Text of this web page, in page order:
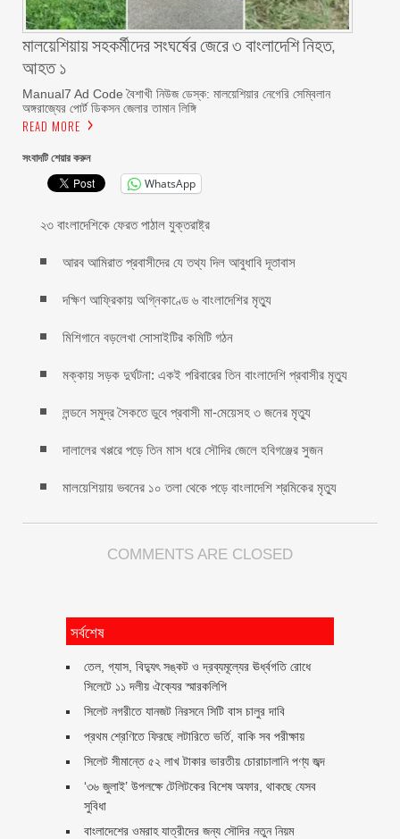
মালয়েশিয়ায় সহকর্মীদের সংঘর্ষের জেরে ৩ বাংলাদেশি নিহত,
আহত ১
Manual7 Ad Code বৈশাখী নিউজ ডেস্ক: মালয়েশিয়ার নেগেরি সেম্বিলান
অঙ্গরাজ্যের পোর্ট ডিকসন জেলার তামান লিঙ্গি
READ MORE
সংবাদটি শেয়ার করুন
WhatsApp
২৩ বাংলাদেশিকে ফেরত পাঠাল যুক্তরাষ্ট্র
আরব আমিরাত প্রবাসীদের যে তথ্য দিল আবুধাবি দূতাবাস
দক্ষিণ আফ্রিকায় অগ্নিকাণ্ডে ৬ বাংলাদেশির মৃত্যু
মিশিগানে বড়লেখা সোসাইটির কমিটি গঠন
মক্কায় সড়ক দুর্ঘটনা: একই পরিবারের তিন বাংলাদেশি প্রবাসীর মৃত্যু
লন্ডনে সমুদ্র সৈকতে ডুবে প্রবাসী মা-মেয়েসহ ৩ জনের মৃত্যু
দালালের খপ্পরে পড়ে তিন মাস ধরে সৌদির জেলে হবিগঞ্জের সুজন
মালয়েশিয়ায় ভবনের ১০ তলা থেকে পড়ে বাংলাদেশি শ্রমিকের মৃত্যু
COMMENTS ARE CLOSED
সর্বশেষ
তেল, গ্যাস, বিদ্যুৎ সঙ্কট ও দ্রব্যমূল্যের ঊর্ধ্বগতি রোধে
সিলেটে ১১ দলীয় ঐক্যের স্মারকলিপি
সিলেট নগরীতে যানজট নিরসনে সিটি বাস চালুর দাবি
প্রথম শ্রেণিতে ফিরছে লটারিতে ভর্তি, বাকি সব পরীক্ষায়
সিলেট সীমান্তে ৫২ লাখ টাকার ভারতীয় চোরাচালানি পণ্য জব্দ
‘৩৬ জুলাই’ উপলক্ষে টেলিটকের বিশেষ অফার, থাকছে যেসব
সুবিধা
বাংলাদেশের ওমরাহ যাত্রীদের জন্য সৌদির নতুন নিয়ম